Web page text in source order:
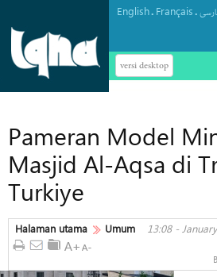
English. Français.
versi desktop
Pameran Model
Masjid Al-Aqsa di
Turkiye
Halaman utama Umum 13:08 -